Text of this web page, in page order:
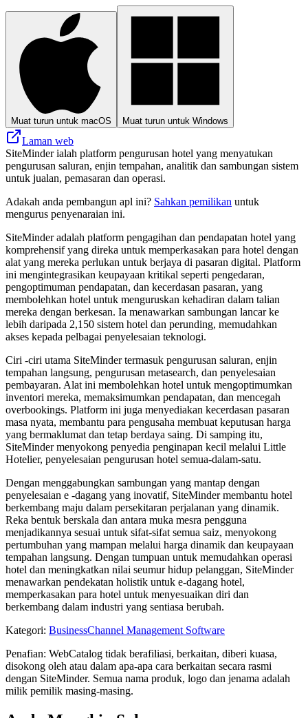
Muat turun untuk macOS Muat turun untuk Windows
Laman web
SiteMinder ialah platform pengurusan hotel yang menyatukan
pengurusan saluran, enjin tempahan, analitik dan sambungan sistem
untuk jualan, pemasaran dan operasi.
Adakah anda pembangun apl ini? Sahkan pemilikan untuk
mengurus penyenaraian ini.
SiteMinder adalah platform pengagihan dan pendapatan hotel yang
komprehensif yang direka untuk memperkasakan para hotel dengan
alat yang mereka perlukan untuk berjaya di pasaran digital. Platform
ini mengintegrasikan keupayaan kritikal seperti pengedaran,
pengoptimuman pendapatan, dan kecerdasan pasaran, yang
membolehkan hotel untuk menguruskan kehadiran dalam talian
mereka dengan berkesan. Ia menawarkan sambungan lancar ke
lebih daripada 2,150 sistem hotel dan perunding, memudahkan
akses kepada pelbagai penyelesaian teknologi.
Ciri -ciri utama SiteMinder termasuk pengurusan saluran, enjin
tempahan langsung, pengurusan metasearch, dan penyelesaian
pembayaran. Alat ini membolehkan hotel untuk mengoptimumkan
inventori mereka, memaksimumkan pendapatan, dan mencegah
overbookings. Platform ini juga menyediakan kecerdasan pasaran
masa nyata, membantu para pengusaha membuat keputusan harga
yang bermaklumat dan tetap berdaya saing. Di samping itu,
SiteMinder menyokong penyedia penginapan kecil melalui Little
Hotelier, penyelesaian pengurusan hotel semua-dalam-satu.
Dengan menggabungkan sambungan yang mantap dengan
penyelesaian e -dagang yang inovatif, SiteMinder membantu hotel
berkembang maju dalam persekitaran perjalanan yang dinamik.
Reka bentuk berskala dan antara muka mesra pengguna
menjadikannya sesuai untuk sifat-sifat semua saiz, menyokong
pertumbuhan yang mampan melalui harga dinamik dan keupayaan
tempahan langsung. Dengan tumpuan untuk memudahkan operasi
hotel dan meningkatkan nilai seumur hidup pelanggan, SiteMinder
menawarkan pendekatan holistik untuk e-dagang hotel,
memperkasakan para hotel untuk menyesuaikan diri dan
berkembang dalam industri yang sentiasa berubah.
Kategori: BusinessChannel Management Software
Penafian: WebCatalog tidak berafiliasi, berkaitan, diberi kuasa,
disokong oleh atau dalam apa-apa cara berkaitan secara rasmi
dengan SiteMinder. Semua nama produk, logo dan jenama adalah
milik pemilik masing-masing.